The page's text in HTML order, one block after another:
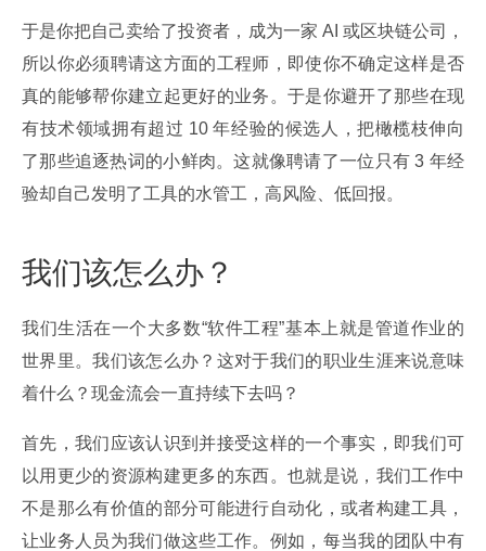
于是你把自己卖给了投资者，成为一家 AI 或区块链公司，
所以你必须聘请这方面的工程师，即使你不确定这样是否
真的能够帮你建立起更好的业务。于是你避开了那些在现
有技术领域拥有超过 10 年经验的候选人，把橄榄枝伸向
了那些追逐热词的小鲜肉。这就像聘请了一位只有 3 年经
验却自己发明了工具的水管工，高风险、低回报。
我们该怎么办？
我们生活在一个大多数“软件工程”基本上就是管道作业的
世界里。我们该怎么办？这对于我们的职业生涯来说意味
着什么？现金流会一直持续下去吗？
首先，我们应该认识到并接受这样的一个事实，即我们可
以用更少的资源构建更多的东西。也就是说，我们工作中
不是那么有价值的部分可能进行自动化，或者构建工具，
让业务人员为我们做这些工作。例如，每当我的团队中有